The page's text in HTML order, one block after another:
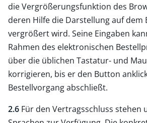
die Vergrößerungsfunktion des
deren Hilfe die Darstellung auf dem
vergrößert wird. Seine Eingaben
Rahmen des elektronischen
über die üblichen Tastatur- und
korrigieren, bis er den Button
Bestellvorgang abschließt.
2.6 Für den Vertragsschluss stehen